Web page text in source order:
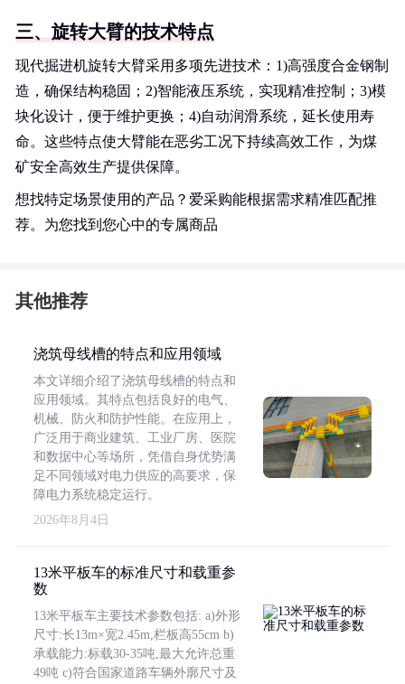
三、旋转大臂的技术特点
现代掘进机旋转大臂采用多项先进技术：1)高强度合金钢制
造，确保结构稳固；2)智能液压系统，实现精准控制；3)模
块化设计，便于维护更换；4)自动润滑系统，延长使用寿
命。这些特点使大臂能在恶劣工况下持续高效工作，为煤
矿安全高效生产提供保障。
想找特定场景使用的产品？爱采购能根据需求精准匹配推
荐。为您找到您心中的专属商品
其他推荐
浇筑母线槽的特点和应用领域
本文详细介绍了浇筑母线槽的特点和
应用领域。其特点包括良好的电气、
机械、防火和防护性能。在应用上，
广泛用于商业建筑、工业厂房、医院
和数据中心等场所，凭借自身优势满
足不同领域对电力供应的高要求，保
障电力系统稳定运行。
2026年8月4日
13米平板车的标准尺寸和载重参
数
13米平板车主要技术参数包括: a)外形
尺寸:长13m×宽2.45m,栏板高55cm b)
承载能力:标载30-35吨,最大允许总重
49吨 c)符合国家道路车辆外廓尺寸及